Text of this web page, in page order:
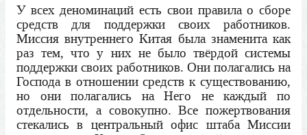
У всех деноминаций есть свои правила о сборе
средств для поддержки своих работников.
Миссия внутреннего Китая была знаменита как
раз тем, что у них не было твёрдой системы
поддержки своих работников. Они полагались на
Господа в отношении средств к существованию,
но они полагались на Него не каждый по
отдельности, а совокупно. Все пожертвования
стекались в центральный офис штаба Миссии